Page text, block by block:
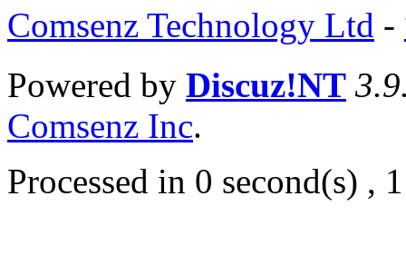
Comsenz Technology Ltd -
Powered by Discuz!NT
Comsenz Inc.
Processed in 0 second(s) ,